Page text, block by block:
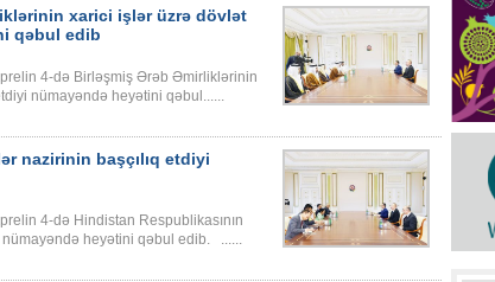
xarici işlər üzrə dövlət
qəbul edib
4-də Birləşmiş Ərəb Əmirliklərinin
nümayəndə heyətini qəbul......
nazirinin başçılıq etdiyi
4-də Hindistan Respublikasının
nümayəndə heyətini qəbul edib. ......